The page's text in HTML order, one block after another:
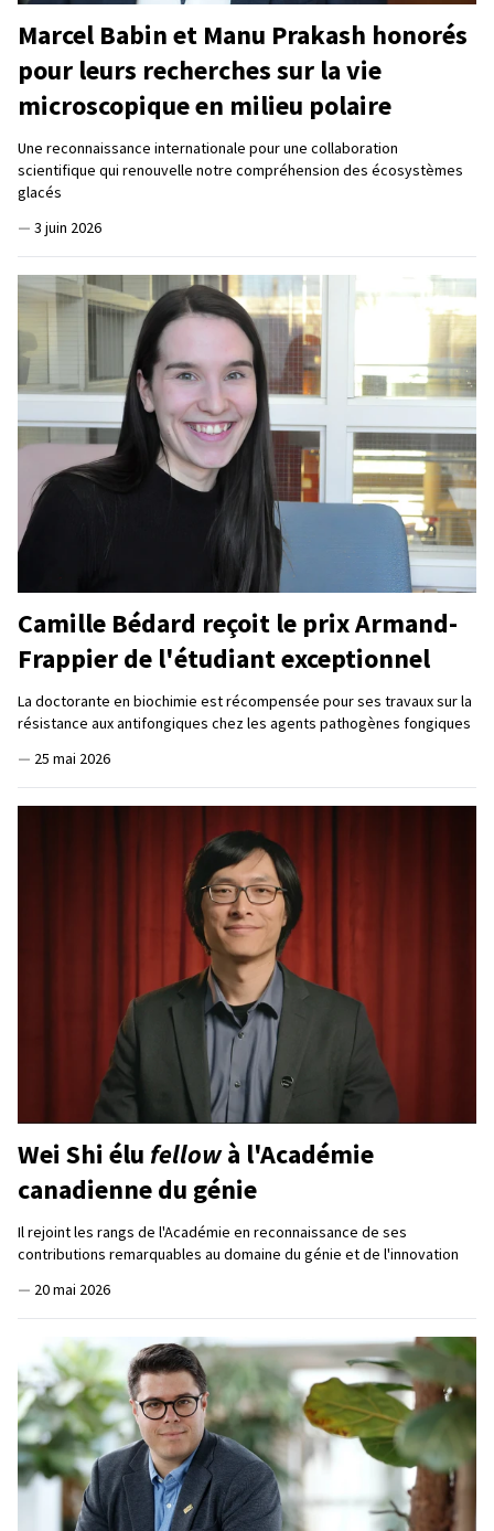
Marcel Babin et Manu Prakash honorés
pour leurs recherches sur la vie
microscopique en milieu polaire
Une reconnaissance internationale pour une collaboration
scientifique qui renouvelle notre compréhension des écosystèmes
glacés
— 3 juin 2026
Camille Bédard reçoit le prix Armand-
Frappier de l'étudiant exceptionnel
La doctorante en biochimie est récompensée pour ses travaux sur la
résistance aux antifongiques chez les agents pathogènes fongiques
— 25 mai 2026
Wei Shi élu fellowà l'Académie
canadienne du génie
Il rejoint les rangs de l'Académie en reconnaissance de ses
contributions remarquables au domaine du génie et de l'innovation
— 20 mai 2026